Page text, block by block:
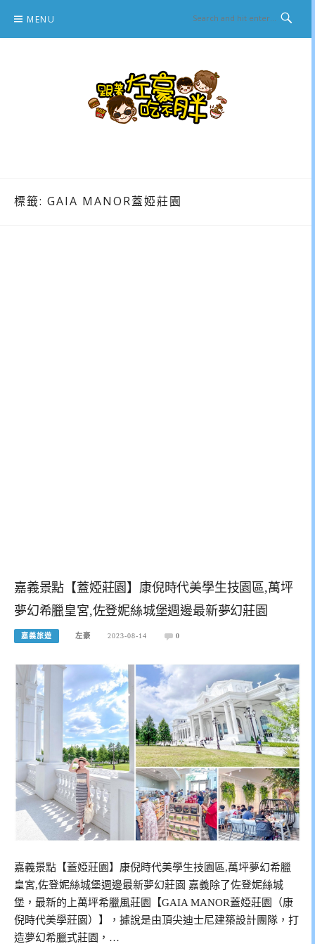
content
MENU
標籤: GAIA MANOR蓋婭莊園
嘉義景點【蓋婭莊園】康倪時代美學生技園區,萬坪
夢幻希臘皇宮,佐登妮絲城堡週邊最新夢幻莊園
嘉義旅遊 左豪 2023-08-14 0
嘉義景點【蓋婭莊園】康倪時代美學生技園區,萬坪夢幻希臘
皇宮,佐登妮絲城堡週邊最新夢幻莊園 嘉義除了佐登妮絲城
堡，最新的上萬坪希臘風莊園【GAIA MANOR蓋婭莊園（康
倪時代美學莊園）】，據說是由頂尖迪士尼建築設計團隊，打
造夢幻希臘式莊園，…